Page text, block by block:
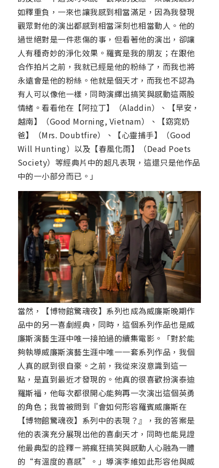
如釋重負，一來也讓我感到相當滿足，因為我發現
觀眾對他的演出都感到相當深刻也相當動人。他的
過世絕對是一件悲傷的事，但看著他的演出，卻讓
人有種奇妙的淨化效果。羅賓是我的朋友；在跟他
合作拍片之前，我就已經是他的粉絲了，而我也將
永遠會是他的粉絲。他就是個天才，而我也不認為
有人可以像他一樣，同時演繹出搞笑與感動這兩股
情緒。看看他在【阿拉丁】（Aladdin）、【早安，
越南】（Good Morning, Vietnam）、【窈窕奶
爸】（Mrs. Doubtfire）、【心靈捕手】（Good
Will Hunting）以及【春風化雨】（Dead Poets
Society）等經典片中的超凡表現，這還只是他作品
中的一小部分而已。」
當然，【博物館驚魂夜】系列也成為威廉斯晚期作
品中的另一喜劇經典，同時，這個系列作品也是威
廉斯演藝生涯中唯一接拍過的續集電影。「對於能
夠執導威廉斯演藝生涯中唯一一套系列作品，我個
人真的感到很自豪。之前，我從來沒意識到這一
點，是直到最近才發現的。他真的很喜歡扮演泰迪
羅斯福，他每次都很開心能夠再一次演出這個英勇
的角色；我曾被問到『會如何形容羅賓威廉斯在
【博物館驚魂夜】系列中的表現？』，我的答案是
他的表演充分展現出他的喜劇天才，同時也能見證
他最典型的詮釋－將瘋狂搞笑與感動人心融為一體
的“有溫度的喜感”。」導演李維如此形容他與威